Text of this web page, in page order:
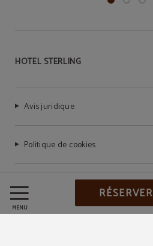
MENU
RÉSERVER
HOTEL STERLING
Avis juridique
Politique de cookies
Protection des données